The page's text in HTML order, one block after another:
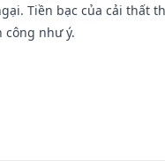
Tiền bạc của cải thất
công như ý.